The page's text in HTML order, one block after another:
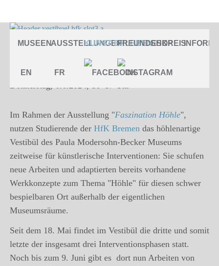
MUSEENAUSSTELLUNGEN
KUNST ERLEBEN
FREUNDESKREIS
SHOP
EN FR
ARTist Talk mit Umtrunk
ARTist Talk mit Umtrunk
Donnerstag, 6.6.2024, 16–17 Uhr
Im Rahmen der Ausstellung "Faszination Höhle",
nutzen Studierende der HfK Bremen das höhlenartige
Vestibül des Paula Modersohn-Becker Museums
zeitweise für künstlerische Interventionen: Sie schufen
neue Arbeiten und adaptierten bereits vorhandene
Werkkonzepte zum Thema "Höhle" für diesen schwer
bespielbaren Ort außerhalb der eigentlichen
Museumsräume.
Seit dem 18. Mai findet im Vestibül die dritte und somit
letzte der insgesamt drei Interventionsphasen statt.
Noch bis zum 9. Juni gibt es dort nun Arbeiten von